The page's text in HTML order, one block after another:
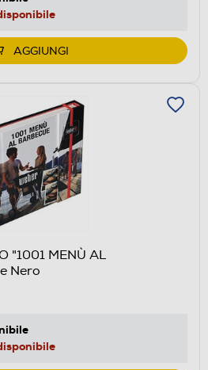
AGGIUNGI
"1001 MENÙ AL
Nero